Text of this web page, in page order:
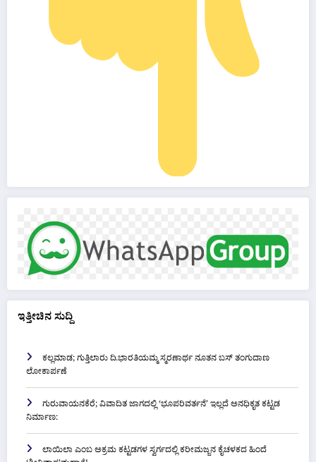
ಇತ್ತೀಚಿನ ಸುದ್ದಿ
ಕಲ್ಲಮಾಡ; ಗುತ್ತಿಲಾರು ದಿ.ಭಾರತಿಯಮ್ಮ ಸ್ಮರಣಾರ್ಥ ನೂತನ ಬಸ್ ತಂಗುದಾಣ
ಲೋಕಾರ್ಪಣೆ
ಗುರುವಾಯನಕೆರೆ; ವಿವಾದಿತ ಜಾಗದಲ್ಲಿ ‘ಭೂಪರಿವರ್ತನೆ’ ಇಲ್ಲದೆ ಅನಧಿಕೃತ ಕಟ್ಟಡ
ನಿರ್ಮಾಣ:
ಲಾಯಿಲಾ ಎಂಬ ಅಕ್ರಮ ಕಟ್ಟಡಗಳ ಸ್ವರ್ಗದಲ್ಲಿ ಕರೀಮಜ್ಜನ ಕೈಚಳಕದ ಹಿಂದೆ